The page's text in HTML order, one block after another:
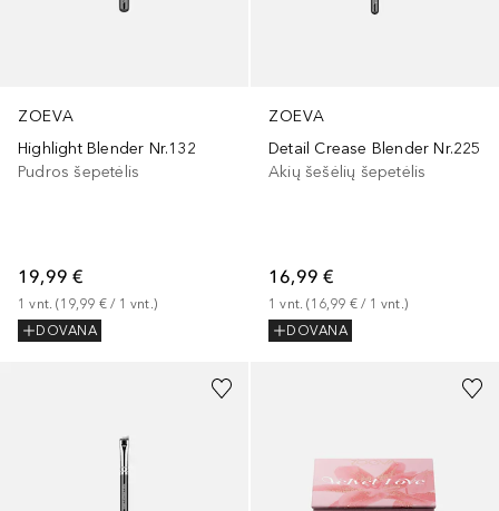
ZOEVA
Highlight Blender Nr.132
Pudros šepetėlis
19,99 €
1 vnt. (19,99 € / 1 vnt. )
DOVANA
ZOEVA
Detail Crease Blender Nr.225
Akių šešėlių šepetėlis
16,99 €
1 vnt. (16,99 € / 1 vnt. )
DOVANA